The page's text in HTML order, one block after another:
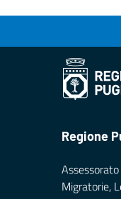
Regione
Migratorie,